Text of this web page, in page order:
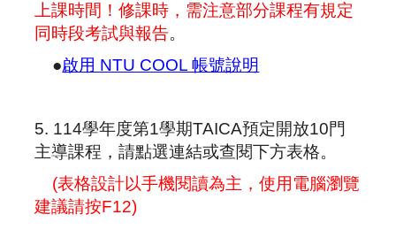
上課時間！修課時，需注意部分課程有規定
同時段考試與報告。
●啟用 NTU COOL 帳號說明
5. 114學年度第1學期TAICA預定開放10門
主導課程，請點選連結或查閱下方表格。
(表格設計以手機閱讀為主，使用電腦瀏覽
建議請按F12)